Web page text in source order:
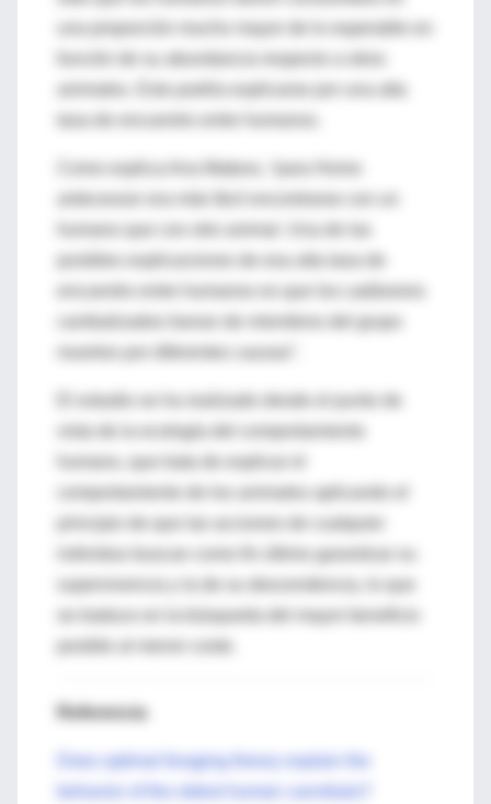
una proporción mucho mayor de lo esperable en
canibalizados fueran de miembros del grupo
vista de la ecología del comportamiento
comportamiento de los animales aplicando el
individuo buscan como fin último garantizar su
supervivencia y la de su descendencia, lo que
se traduce en la búsqueda del mayor beneficio
Referencia
Does optimal foraging theory explain the